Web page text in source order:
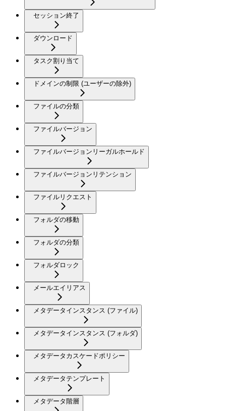
セッション終了
ダウンロード
タスク割り当て
ドメインの制限 (ユーザーの除外)
ファイルの分類
ファイルバージョン
ファイルバージョンリーガルホールド
ファイルバージョンリテンション
ファイルリクエスト
フォルダの移動
フォルダの分類
フォルダロック
メールエイリアス
メタデータインスタンス (ファイル)
メタデータインスタンス (フォルダ)
メタデータカスケードポリシー
メタデータテンプレート
メタデータ階層